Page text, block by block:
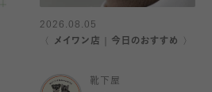
2026.08.05
〈 メイワン店｜今日のおすすめ 〉
靴下屋